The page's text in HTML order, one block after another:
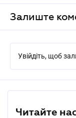
Залиште
Увійдіть, щоб
Читайте